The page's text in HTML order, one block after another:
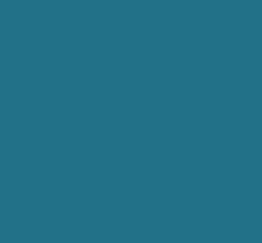
de Thomas Biebricher é até agora a mais
o autor, o pensamento neoliberal é plural,
do mercado. Vinculada
desses intelectuais neoliberais a
da política. É centralmente ao escrutínio
como: Friedrich Hayek, Ludwig von
outros.
and the crisis of left